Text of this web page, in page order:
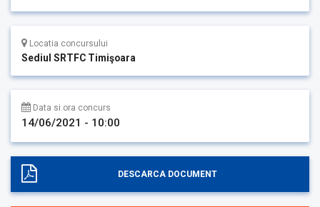
Locatia concursului
Sediul SRTFC Timişoara
Data si ora concurs
14/06/2021 - 10:00
DESCARCA DOCUMENT